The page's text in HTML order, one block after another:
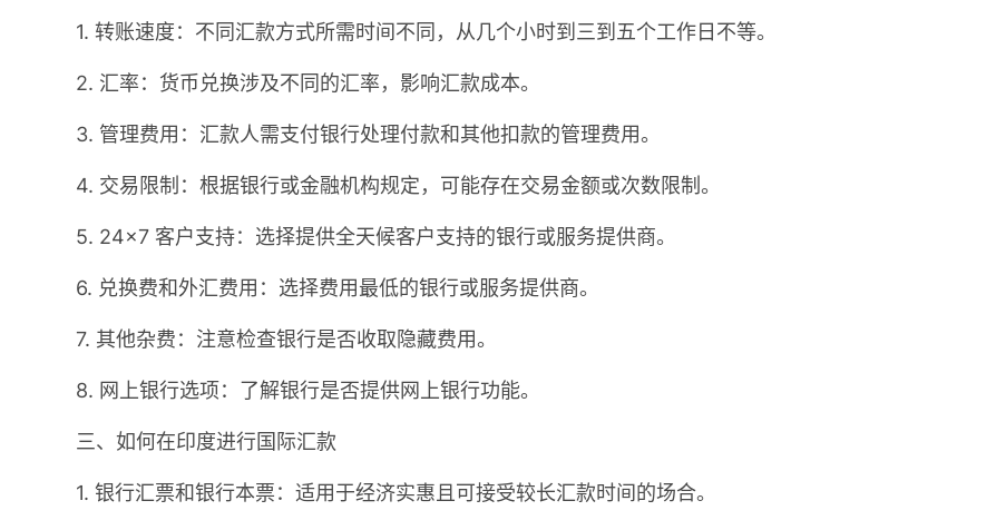
1. 转账速度：不同汇款方式所需时间不同，从几个小时到三到五个工作日不等。
2. 汇率：货币兑换涉及不同的汇率，影响汇款成本。
3. 管理费用：汇款人需支付银行处理付款和其他扣款的管理费用。
4. 交易限制：根据银行或金融机构规定，可能存在交易金额或次数限制。
5. 24×7 客户支持：选择提供全天候客户支持的银行或服务提供商。
6. 兑换费和外汇费用：选择费用最低的银行或服务提供商。
7. 其他杂费：注意检查银行是否收取隐藏费用。
8. 网上银行选项：了解银行是否提供网上银行功能。
三、如何在印度进行国际汇款
1. 银行汇票和银行本票：适用于经济实惠且可接受较长汇款时间的场合。